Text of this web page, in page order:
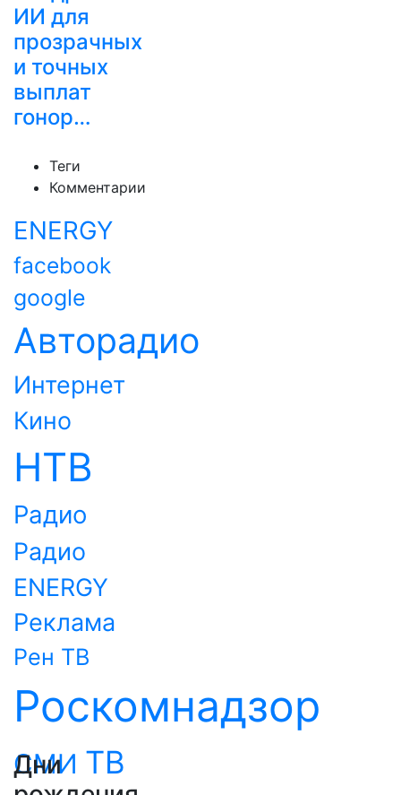
ИИ для
прозрачных
и точных
выплат
гонор…
Теги
Комментарии
ENERGY
facebook
google
Авторадио
Интернет
Кино
НТВ
Радио
Радио
ENERGY
Реклама
Рен ТВ
Роскомнадзор
СМИ ТВ
Дни